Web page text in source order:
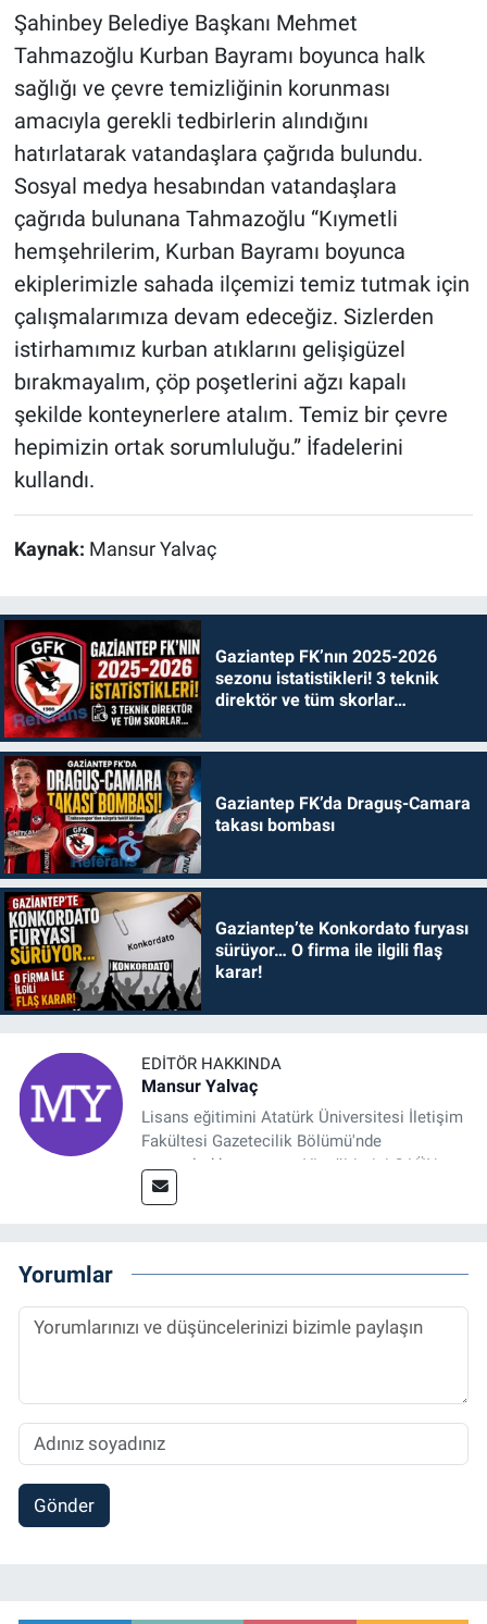
Şahinbey Belediye Başkanı Mehmet
Tahmazoğlu Kurban Bayramı boyunca halk
sağlığı ve çevre temizliğinin korunması
amacıyla gerekli tedbirlerin alındığını
hatırlatarak vatandaşlara çağrıda bulundu.
Sosyal medya hesabından vatandaşlara
çağrıda bulunana Tahmazoğlu “Kıymetli
hemşehrilerim, Kurban Bayramı boyunca
ekiplerimizle sahada ilçemizi temiz tutmak için
çalışmalarımıza devam edeceğiz. Sizlerden
istirhamımız kurban atıklarını gelişigüzel
bırakmayalım, çöp poşetlerini ağzı kapalı
şekilde konteynerlere atalım. Temiz bir çevre
hepimizin ortak sorumluluğu.” İfadelerini
kullandı.
Kaynak: Mansur Yalvaç
Gaziantep FK’nın 2025-2026
sezonu istatistikleri! 3 teknik
direktör ve tüm skorlar…
Gaziantep FK’da Draguş-Camara
takası bombası
Gaziantep’te Konkordato furyası
sürüyor… O firma ile ilgili flaş
karar!
EDITÖR HAKKINDA
Mansur Yalvaç
Lisans eğitimini Atatürk Üniversitesi İletişim
Fakültesi Gazetecilik Bölümü'nde
tamamladıktan sonra, YL eğitimini GAÜN
Sosyal Bilimler Enstitüsü'nde İletişim ve T. D.
Spor, Sağlık ve Ekonomi Editörü olarak
sürdürmektedir.
Yorumlar
Gönder